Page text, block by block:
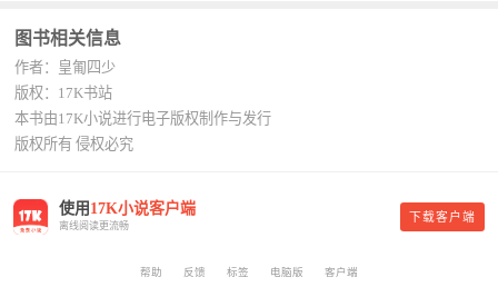
呢？” “回杨总，开车太堵，已经给你安排了直升
机。” 从此，开启杨小天的百亿富翁之旅，只有他不
敢想的，没有秘书办不到的。
图书相关信息
作者：皇匍四少
版权：17K书站
本书由17K小说进行电子版权制作与发行
版权所有 侵权必究
使用 17K小说客户端
离线阅读更流畅
下载客户端
帮助 反馈 标签 电脑版 客户端